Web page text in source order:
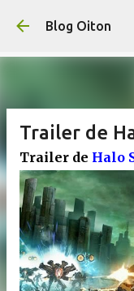
Pular
Blog Oiton
Trailer de
Trailer de Halo